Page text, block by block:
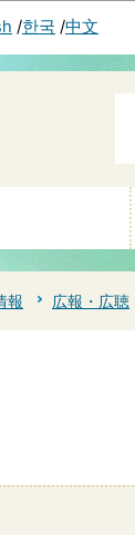
한국 中文
報 広報・広聴